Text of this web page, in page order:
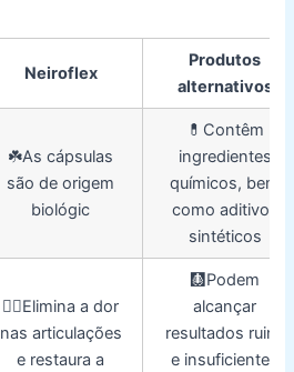
Neiroflex
Produtos
alternativos
☘️As cápsulas
são de origem
biológic
💊Contêm
ingredientes
químicos, bem
como aditivos
sintéticos
👍🏼Elimina a dor
nas articulações
e restaura a
🩻Podem
alcançar
resultados ruins
e insuficientes